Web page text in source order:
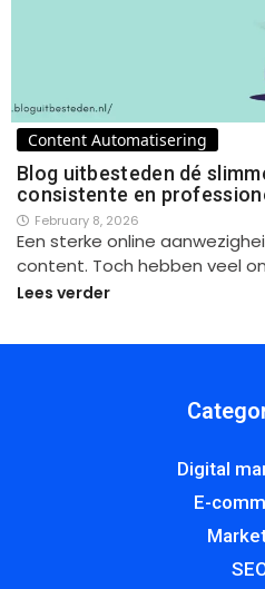
Content Automatisering
Blog uitbesteden dé
consistente en
February 8, 2026
Een sterke online
content. Toch hebben veel
Lees verder
Digital
E-